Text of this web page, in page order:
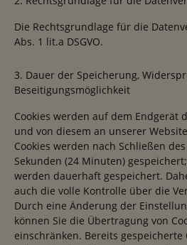
Die Rechtsgrundlage für die
Abs. 1 lit.a DSGVO.
3. Dauer der Speicherung,
Beseitigungsmöglichkeit
Cookies werden auf dem Endgerät
und von diesem an unserer
Cookies werden nach Schließen
Sekunden (24 Minuten)
werden dauerhaft gespeichert.
auch die volle Kontrolle über die
Durch eine Änderung der
können Sie die Übertragung von
einschränken. Bereits gespeicherte